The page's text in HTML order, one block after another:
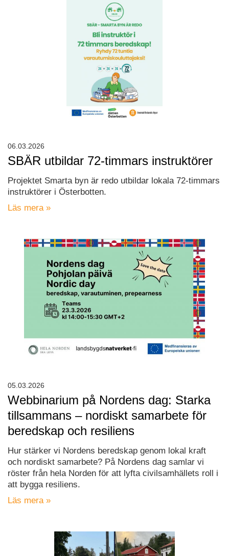
SBÄR utbildar 72-timmars instruktörer
Projektet Smarta byn är redo utbildar lokala 72-timmars
instruktörer i Österbotten.
Läs mera »
06.03.2026
Webbinarium på Nordens dag: Starka
tillsammans – nordiskt samarbete för
beredskap och resiliens
Hur stärker vi Nordens beredskap genom lokal kraft
och nordiskt samarbete? På Nordens dag samlar vi
röster från hela Norden för att lyfta civilsamhällets roll i
att bygga resiliens.
Läs mera »
05.03.2026